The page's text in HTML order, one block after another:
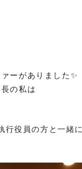
ーがありました✨
の私は
行役員の方と一緒に